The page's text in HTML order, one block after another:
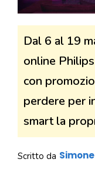
Dal 6 al 19
online
con
perdere per
smart la
Scritto da